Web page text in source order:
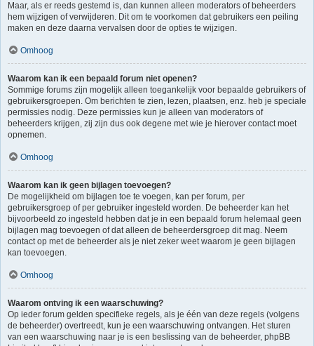
Maar, als er reeds gestemd is, dan kunnen alleen moderators of beheerders
hem wijzigen of verwijderen. Dit om te voorkomen dat gebruikers een peiling
maken en deze daarna vervalsen door de opties te wijzigen.
Omhoog
Waarom kan ik een bepaald forum niet openen?
Sommige forums zijn mogelijk alleen toegankelijk voor bepaalde gebruikers of
gebruikersgroepen. Om berichten te zien, lezen, plaatsen, enz. heb je speciale
permissies nodig. Deze permissies kun je alleen van moderators of
beheerders krijgen, zij zijn dus ook degene met wie je hierover contact moet
opnemen.
Omhoog
Waarom kan ik geen bijlagen toevoegen?
De mogelijkheid om bijlagen toe te voegen, kan per forum, per
gebruikersgroep of per gebruiker ingesteld worden. De beheerder kan het
bijvoorbeeld zo ingesteld hebben dat je in een bepaald forum helemaal geen
bijlagen mag toevoegen of dat alleen de beheerdersgroep dit mag. Neem
contact op met de beheerder als je niet zeker weet waarom je geen bijlagen
kan toevoegen.
Omhoog
Waarom ontving ik een waarschuwing?
Op ieder forum gelden specifieke regels, als je één van deze regels (volgens
de beheerder) overtreedt, kun je een waarschuwing ontvangen. Het sturen
van een waarschuwing naar je is een beslissing van de beheerder, phpBB